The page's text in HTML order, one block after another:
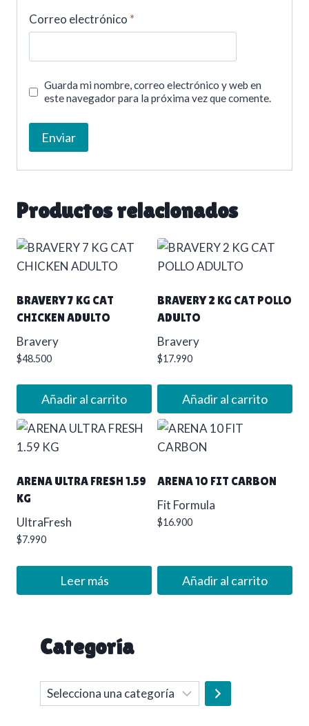
Correo electrónico *
Guarda mi nombre, correo electrónico y web en
este navegador para la próxima vez que comente.
Productos relacionados
BRAVERY 7 KG CAT
CHICKEN ADULTO
Bravery
$48.500
Añadir al carrito
BRAVERY 2 KG CAT POLLO
ADULTO
Bravery
$17.990
Añadir al carrito
ARENA ULTRA FRESH 1.59
KG
UltraFresh
$7.990
Leer más
ARENA 10 FIT CARBON
Fit Formula
$16.900
Añadir al carrito
Categoría
Selecciona
una